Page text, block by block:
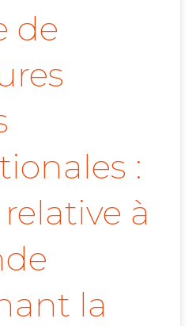
de
:
relative à
la